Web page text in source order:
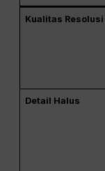
Kualitas Resolusi
Detail Halus